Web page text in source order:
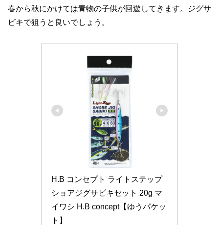
春から秋にかけては青物の子供が回遊してきます。ジグサ
ビキで狙うと良いでしょう。
H.B コンセプト ライトステップ
ショアジグサビキセット 20g マ
イワシ H.B concept【ゆうパケッ
ト】